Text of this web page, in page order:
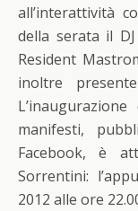
all’interattività
della serata il
Resident
inoltre
manifesti,
Facebook, è
Sorrentini:
2012 alle ore